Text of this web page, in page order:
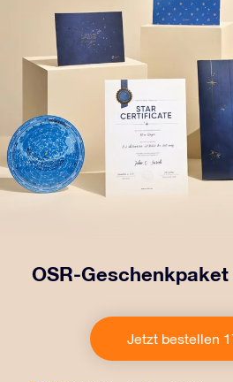
OSR-Geschenkpaket
Geschenkpaket! Dieses
schönen Umschlag und
an eine Adresse Ihrer Wahl
Jetzt bestellen